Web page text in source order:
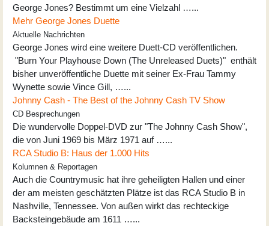
George Jones? Bestimmt um eine Vielzahl …...
Mehr George Jones Duette
Aktuelle Nachrichten
George Jones wird eine weitere Duett-CD veröffentlichen.
"Burn Your Playhouse Down (The Unreleased Duets)" enthält
bisher unveröffentliche Duette mit seiner Ex-Frau Tammy
Wynette sowie Vince Gill, …...
Johnny Cash - The Best of the Johnny Cash TV Show
CD Besprechungen
Die wundervolle Doppel-DVD zur "The Johnny Cash Show",
die von Juni 1969 bis März 1971 auf …...
RCA Studio B: Haus der 1.000 Hits
Kolumnen & Reportagen
Auch die Countrymusic hat ihre geheiligten Hallen und einer
der am meisten geschätzten Plätze ist das RCA Studio B in
Nashville, Tennessee. Von außen wirkt das rechteckige
Backsteingebäude am 1611 …...